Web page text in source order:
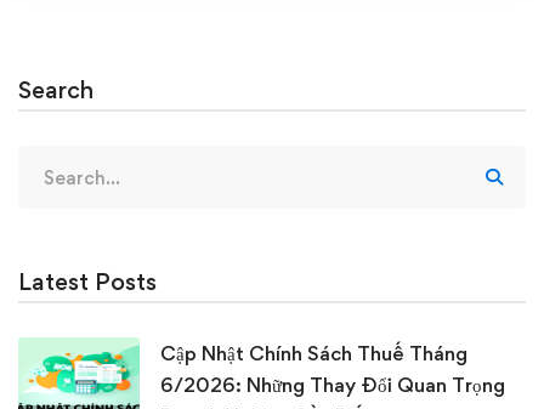
Search
for:
Latest Posts
Cập Nhật Chính Sách Thuế Tháng
6/2026: Những Thay Đổi Quan Trọng